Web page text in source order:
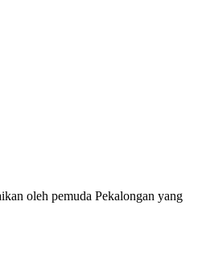
oleh pemuda Pekalongan yang